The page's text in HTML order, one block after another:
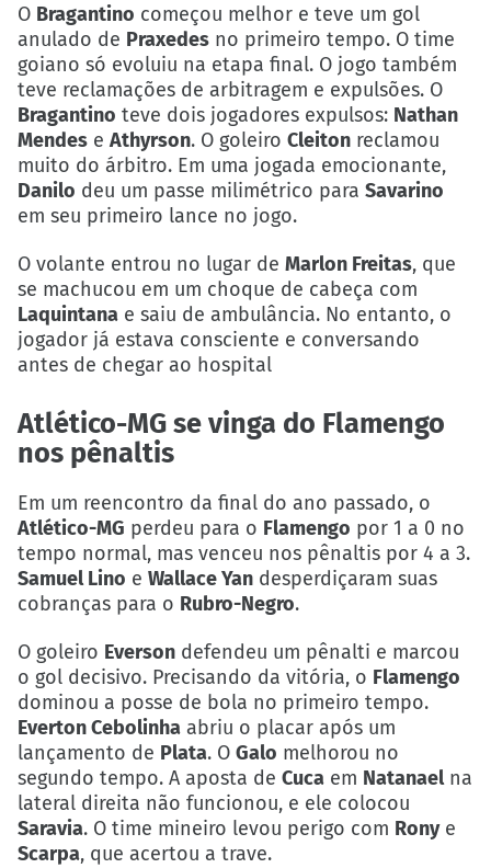
O Bragantino começou melhor e teve um gol
anulado de Praxedes no primeiro tempo. O time
goiano só evoluiu na etapa final. O jogo também
teve reclamações de arbitragem e expulsões. O
Bragantino teve dois jogadores expulsos: Nathan
Mendes e Athyrson. O goleiro Cleiton reclamou
muito do árbitro. Em uma jogada emocionante,
Danilo deu um passe milimétrico para Savarino
em seu primeiro lance no jogo.
O volante entrou no lugar de Marlon Freitas, que
se machucou em um choque de cabeça com
Laquintana e saiu de ambulância. No entanto, o
jogador já estava consciente e conversando
antes de chegar ao hospital
Atlético-MG se vinga do Flamengo
nos pênaltis
Em um reencontro da final do ano passado, o
Atlético-MG perdeu para o Flamengo por 1 a 0 no
tempo normal, mas venceu nos pênaltis por 4 a 3.
Samuel Lino e Wallace Yan desperdiçaram suas
cobranças para o Rubro-Negro.
O goleiro Everson defendeu um pênalti e marcou
o gol decisivo. Precisando da vitória, o Flamengo
dominou a posse de bola no primeiro tempo.
Everton Cebolinha abriu o placar após um
lançamento de Plata. O Galo melhorou no
segundo tempo. A aposta de Cuca em Natanaelna
lateral direita não funcionou, e ele colocou
Saravia. O time mineiro levou perigo com Ronye
Scarpa, que acertou a trave.